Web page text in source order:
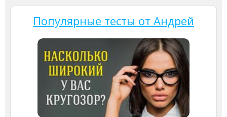
Популярные тесты от Андрей